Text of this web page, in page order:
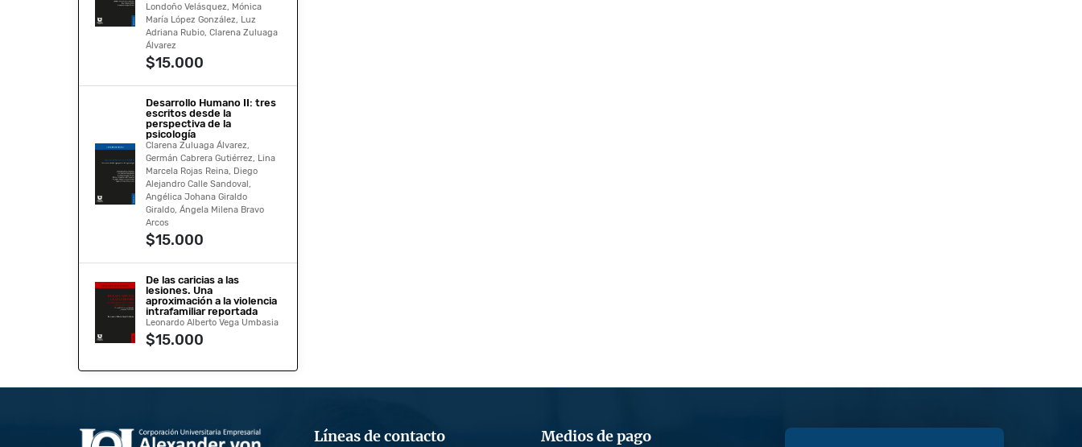
Londoño Velásquez, Mónica
María López González, Luz
Adriana Rubio, Clarena Zuluaga
Álvarez
$15.000
Desarrollo Humano II: tres
escritos desde la
perspectiva de la
psicología
Clarena Zuluaga Álvarez,
Germán Cabrera Gutiérrez, Lina
Marcela Rojas Reina, Diego
Alejandro Calle Sandoval,
Angélica Johana Giraldo
Giraldo, Ángela Milena Bravo
Arcos
$15.000
De las caricias a las
lesiones. Una
aproximación a la violencia
intrafamiliar reportada
Leonardo Alberto Vega Umbasia
$15.000
Líneas de contacto Medios de pago